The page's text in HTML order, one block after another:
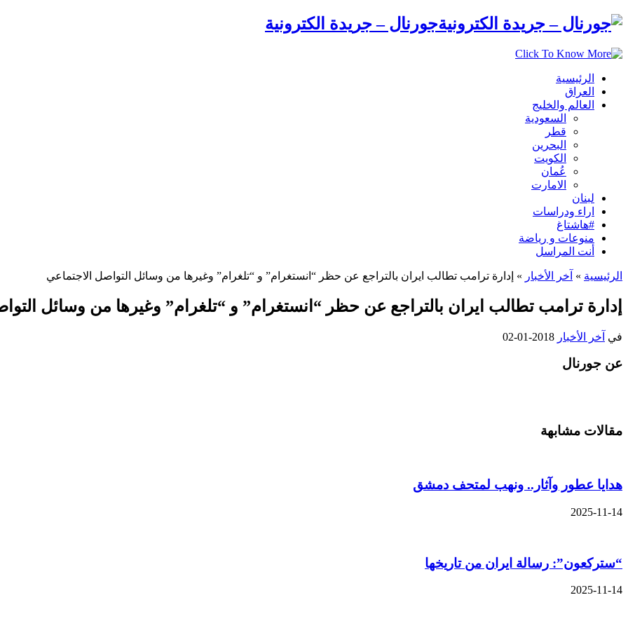
جورنال – جريدة الكترونية
الرئيسية
العراق
العالم والخليج
السعودية
قطر
البحرين
الكويت
عُمان
الامارت
لبنان
اراء ودراسات
#هاشتاغ
منوعات و رياضة
أنت المراسل
الرئيسية » آخر الأخبار » إدارة ترامب تطالب ايران بالتراجع عن حظر “انستغرام” و “تلغرام” وغيرها من وسائل التواصل الاجتماعي
إدارة ترامب تطالب ايران بالتراجع عن حظر “انستغرام” و “تلغرام” وغيرها من وسائل
في آخر الأخبار 2018-01-02
عن جورنال
مقالات مشابهة
هدايا عطور وآثار.. ونهب لمتحف دمشق
2025-11-14
“ستركعون”: رسالة ايران من تاريخها
2025-11-14